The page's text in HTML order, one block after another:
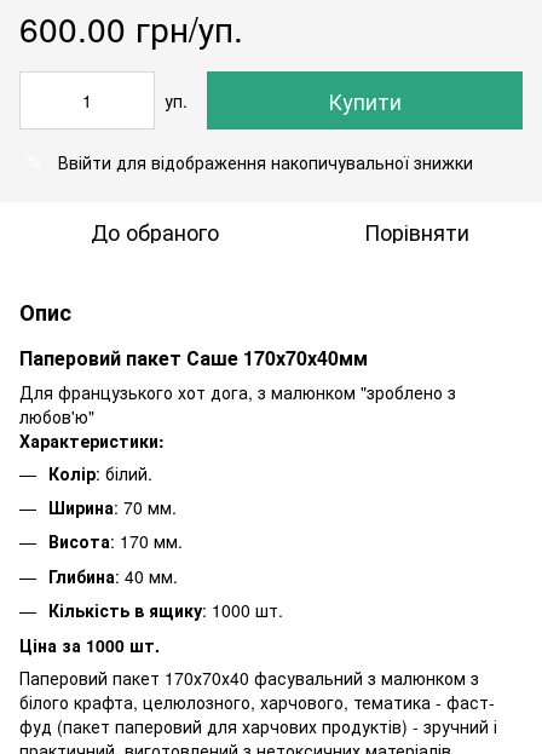
600.00 грн/уп.
уп. Купити
Ввійти для відображення накопичувальної знижки
До обраного Порівняти
Опис
Паперовий пакет Саше 170х70х40мм
Для французького хот дога, з малюнком "зроблено з
любов'ю"
Характеристики:
Колір: білий.
Ширина: 70 мм.
Висота: 170 мм.
Глибина: 40 мм.
Кількість в ящику: 1000 шт.
Ціна за 1000 шт.
Паперовий пакет 170х70х40 фасувальний з малюнком з
білого крафта, целюлозного, харчового, тематика - фаст-
фуд (пакет паперовий для харчових продуктів) - зручний і